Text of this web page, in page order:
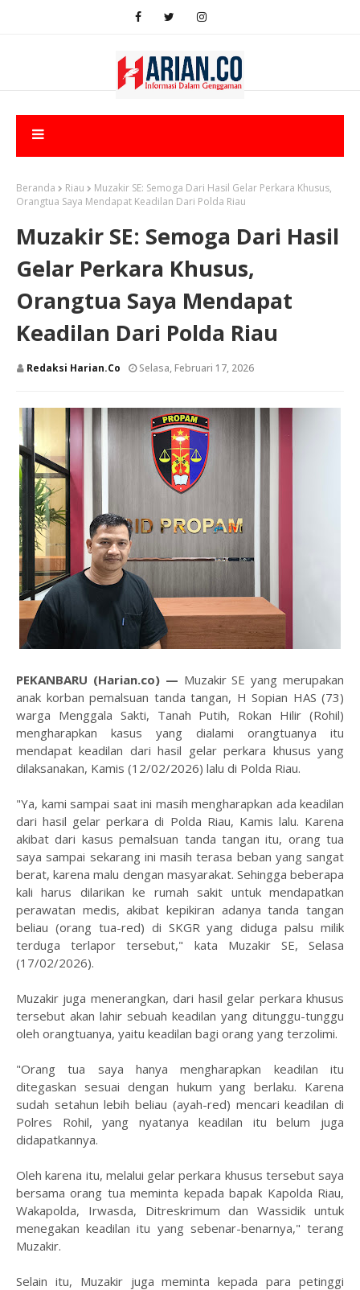
Beranda Riau
Muzakir SE: Semoga Dari Hasil Gelar Perkara Khusus,
Orangtua Saya Mendapat Keadilan Dari Polda Riau
Muzakir SE: Semoga Dari Hasil
Gelar Perkara Khusus,
Orangtua Saya Mendapat
Keadilan Dari Polda Riau
Redaksi Harian.co Selasa, Februari 17, 2026
PEKANBARU (Harian.co) — Muzakir SE yang merupakan
anak korban pemalsuan tanda tangan, H Sopian HAS (73)
warga Menggala Sakti, Tanah Putih, Rokan Hilir (Rohil)
mengharapkan kasus yang dialami orangtuanya itu
mendapat keadilan dari hasil gelar perkara khusus yang
dilaksanakan, Kamis (12/02/2026) lalu di Polda Riau.
"Ya, kami sampai saat ini masih mengharapkan ada keadilan
dari hasil gelar perkara di Polda Riau, Kamis lalu. Karena
akibat dari kasus pemalsuan tanda tangan itu, orang tua
saya sampai sekarang ini masih terasa beban yang sangat
berat, karena malu dengan masyarakat. Sehingga beberapa
kali harus dilarikan ke rumah sakit untuk mendapatkan
perawatan medis, akibat kepikiran adanya tanda tangan
beliau (orang tua-red) di SKGR yang diduga palsu milik
terduga terlapor tersebut," kata Muzakir SE, Selasa
(17/02/2026).
Muzakir juga menerangkan, dari hasil gelar perkara khusus
tersebut akan lahir sebuah keadilan yang ditunggu-tunggu
oleh orangtuanya, yaitu keadilan bagi orang yang terzolimi.
"Orang tua saya hanya mengharapkan keadilan itu
ditegaskan sesuai dengan hukum yang berlaku. Karena
sudah setahun lebih beliau (ayah-red) mencari keadilan di
Polres Rohil, yang nyatanya keadilan itu belum juga
didapatkannya.
Oleh karena itu, melalui gelar perkara khusus tersebut saya
bersama orang tua meminta kepada bapak Kapolda Riau,
Wakapolda, Irwasda, Ditreskrimum dan Wassidik untuk
menegakan keadilan itu yang sebenar-benarnya," terang
Muzakir.
Selain itu, Muzakir juga meminta kepada para petinggi